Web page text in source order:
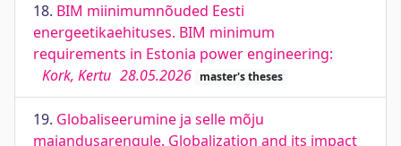
18. BIM miinimumnõuded Eesti
energeetikaehituses. BIM minimum
requirements in Estonia power engineering:
Kork, Kertu 28.05.2026 master's theses
19. Globaliseerumine ja selle mõju
majandusarengule. Globalization and its impact